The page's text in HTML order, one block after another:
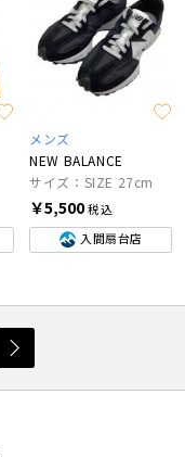
メンズ
NEW BALANCE
サイズ：SIZE 27cm
￥5,500税込
入間扇台店